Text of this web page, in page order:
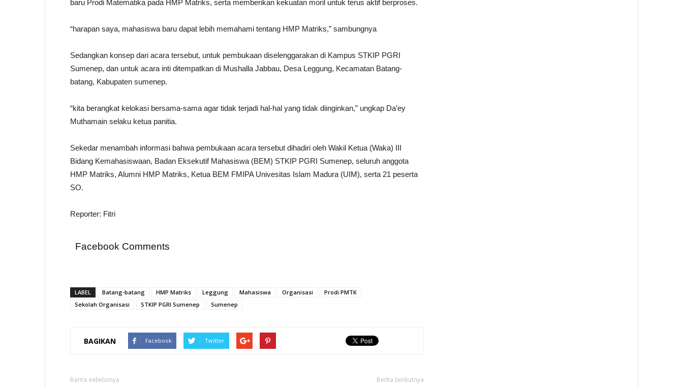
baru Prodi Matematika pada HMP Matriks, serta memberikan kekuatan moril untuk terus aktif berproses.
“harapan saya, mahasiswa baru dapat lebih memahami tentang HMP Matriks,” sambungnya
Sedangkan konsep dari acara tersebut, untuk pembukaan diselenggarakan di Kampus STKIP PGRI
Sumenep, dan untuk acara inti ditempatkan di Mushalla Jabbau, Desa Leggung, Kecamatan Batang-
batang, Kabupaten sumenep.
“kita berangkat kelokasi bersama-sama agar tidak terjadi hal-hal yang tidak diinginkan,” ungkap Da’ey
Muthamain selaku ketua panitia.
Sekedar menambah informasi bahwa pembukaan acara tersebut dihadiri oleh Wakil Ketua (Waka) III
Bidang Kemahasiswaan, Badan Eksekutif Mahasiswa (BEM) STKIP PGRI Sumenep, seluruh anggota
HMP Matriks, Alumni HMP Matriks, Ketua BEM FMIPA Univesitas Islam Madura (UIM), serta 21 peserta
SO.
Reporter: Fitri
Facebook Comments
LABEL Batang-batang HMP Matriks Leggung Mahasiswa Organisasi
Prodi PMTK
Sekolah Organisasi
STKIP PGRI Sumenep Sumenep
BAGIKAN Facebook Twitter
Berita sebelumya Berita berikutnya